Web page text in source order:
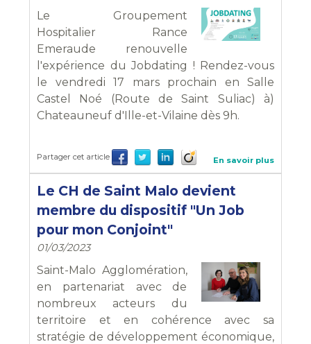
Le Groupement
Hospitalier Rance
Emeraude renouvelle
l'expérience du Jobdating ! Rendez-vous
le vendredi 17 mars prochain en Salle
Castel Noé (Route de Saint Suliac) à)
Chateauneuf d'Ille-et-Vilaine dès 9h.
Partager cet article En savoir plus
Le CH de Saint Malo devient
membre du dispositif "Un Job
pour mon Conjoint"
01/03/2023
Saint-Malo Agglomération,
en partenariat avec de
nombreux acteurs du
territoire et en cohérence avec sa
stratégie de développement économique,